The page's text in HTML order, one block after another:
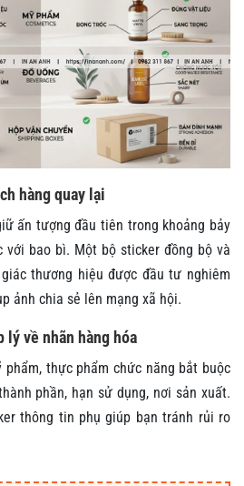
hàng quay lại
ấn tượng đầu tiên trong khoảng bảy
bao bì. Một bộ sticker đồng bộ và
thương hiệu được đầu tư nghiêm
ảnh chia sẻ lên mạng xã hội.
lý về nhãn hàng hóa
thực phẩm chức năng bắt buộc
phần, hạn sử dụng, nơi sản xuất.
thông tin phụ giúp bạn tránh rủi ro